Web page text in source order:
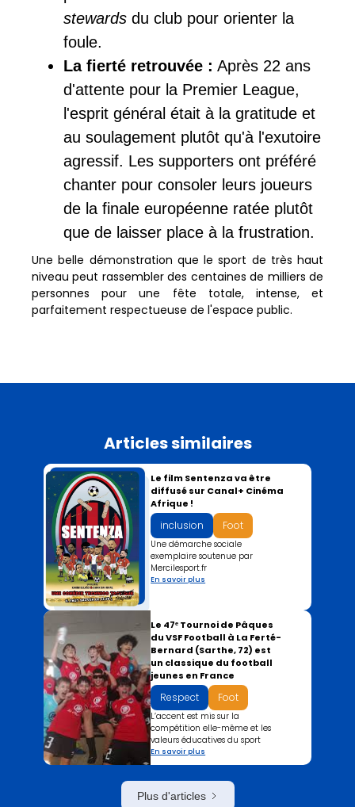
stewards du club pour orienter la
foule.
La fierté retrouvée : Après 22 ans
d'attente pour la Premier League,
l'esprit général était à la gratitude et
au soulagement plutôt qu'à l'exutoire
agressif. Les supporters ont préféré
chanter pour consoler leurs joueurs
de la finale européenne ratée plutôt
que de laisser place à la frustration.
Une belle démonstration que le sport de très haut
niveau peut rassembler des centaines de milliers de
personnes pour une fête totale, intense, et
parfaitement respectueuse de l'espace public.
Articles similaires
Le film Sentenza va être
diffusé sur Canal+ Cinéma
Afrique !
inclusion Foot
Une démarche sociale
exemplaire soutenue par
Mercilesport.fr
En savoir plus
Le 47ᵉ Tournoi de Pâques
du VSF Football à La Ferté-
Bernard (Sarthe, 72) est
un classique du football
jeunes en France
Respect Foot
L’accent est mis sur la
compétition elle-même et les
valeurs éducatives du sport
En savoir plus
Plus d'articles